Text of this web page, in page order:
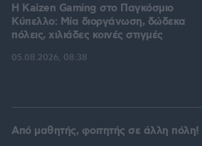
H Kaizen Gaming στο Παγκόσμιο
Kύπελλο: Μία διοργάνωση, δώδεκα
πόλεις, χιλιάδες κοινές στιγμές
05.08.2026, 08:38
Από μαθητής, φοιτητής σε άλλη πόλη!